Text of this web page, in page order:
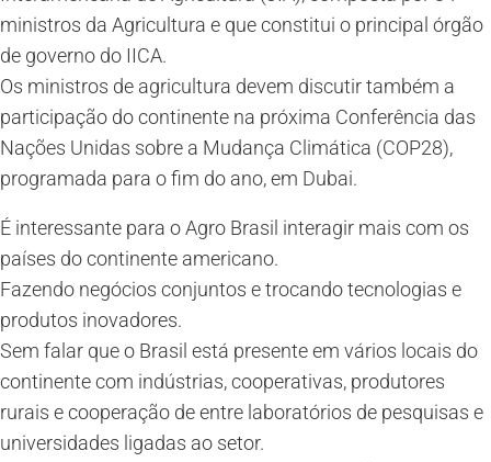
ministros da Agricultura e que constitui o principal órgão
de governo do IICA.
Os ministros de agricultura devem discutir também a
participação do continente na próxima Conferência das
Nações Unidas sobre a Mudança Climática (COP28),
programada para o fim do ano, em Dubai.
É interessante para o Agro Brasil interagir mais com os
países do continente americano.
Fazendo negócios conjuntos e trocando tecnologias e
produtos inovadores.
Sem falar que o Brasil está presente em vários locais do
continente com indústrias, cooperativas, produtores
rurais e cooperação de entre laboratórios de pesquisas e
universidades ligadas ao setor.